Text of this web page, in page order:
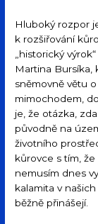
Hluboký rozpor
k rozšiřování
„historický
Martina Bursíka,
sněmovně větu
mimochodem,
je, že otázka,
původně na
životního
kůrovce s tím, že
nemusím dnes
kalamita v
běžně přinášejí.